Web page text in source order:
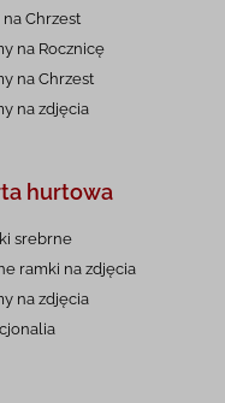
na Chrzest
na Rocznicę
na Chrzest
na zdjęcia
hurtowa
srebrne
ramki na zdjęcia
na zdjęcia